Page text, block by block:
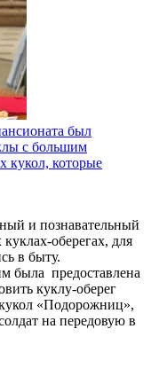
был
с большим
кукол, которые
и познавательный
куклах-оберегах, для
в быту.
была предоставлена
куклу-оберег
«Подорожниц»,
на передовую в